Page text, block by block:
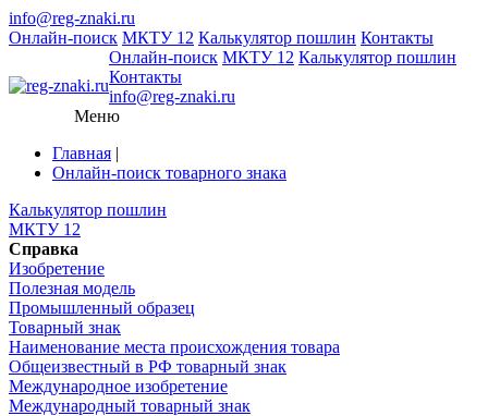
info@reg-znaki.ru
Онлайн-поиск МКТУ 12 Калькулятор пошлин Контакты
Онлайн-поиск МКТУ 12 Калькулятор пошлин
Контакты
info@reg-znaki.ru
Меню
Главная |
Онлайн-поиск товарного знака
Калькулятор пошлин
МКТУ 12
Справка
Изобретение
Полезная модель
Промышленный образец
Товарный знак
Наименование места происхождения товара
Общеизвестный в РФ товарный знак
Международное изобретение
Международный товарный знак